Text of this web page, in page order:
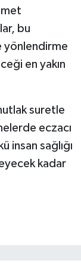
bu
yönlendirme
en yakın
suretle
eczacı
insan sağlığı
kadar